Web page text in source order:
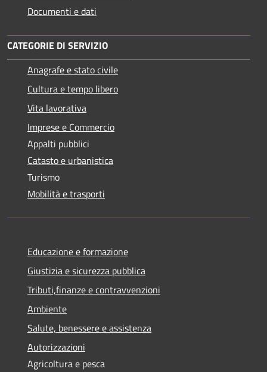
Documenti e dati
CATEGORIE DI SERVIZIO
Anagrafe e stato civile
Cultura e tempo libero
Vita lavorativa
Imprese e Commercio
Appalti pubblici
Catasto e urbanistica
Turismo
Mobilità e trasporti
Educazione e formazione
Giustizia e sicurezza pubblica
Tributi,finanze e contravvenzioni
Ambiente
Salute, benessere e assistenza
Autorizzazioni
Agricoltura e pesca